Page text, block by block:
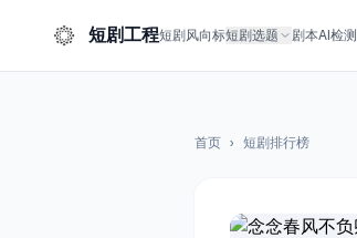
短剧工程短剧风向标短剧选题 剧本AI检测
首页 › 短剧排行榜